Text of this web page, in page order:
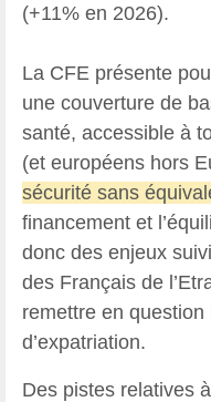
(+11% en 2026).
La CFE présente
une couverture de
santé, accessible à
(et européens hors
sécurité sans
financement et
donc des enjeux
des Français de
remettre en
d’expatriation.
Des pistes relatives